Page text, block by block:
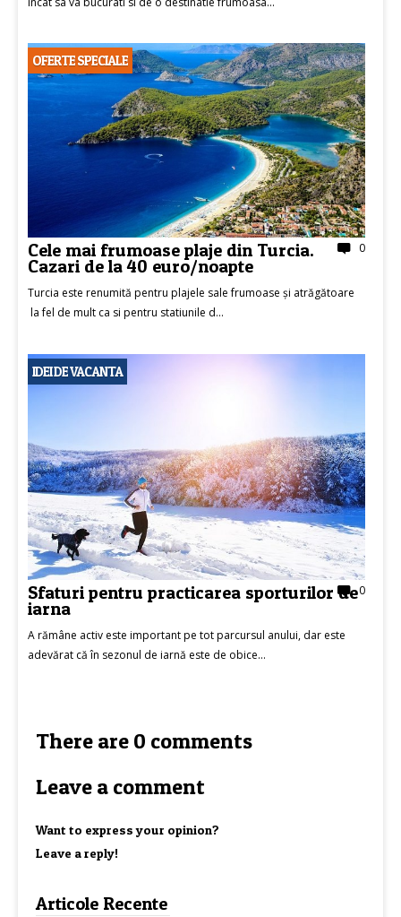
OFERTE SPECIALE
0
Cele mai frumoase plaje din Turcia.
Cazari de la 40 euro/noapte
Turcia este renumită pentru plajele sale frumoase și atrăgătoare
la fel de mult ca si pentru statiunile d...
IDEI DE VACANTA
0
Sfaturi pentru practicarea sporturilor de
iarna
A rămâne activ este important pe tot parcursul anului, dar este
adevărat că în sezonul de iarnă este de obice...
There are 0 comments
Leave a comment
Want to express your opinion?
Leave a reply!
Articole Recente